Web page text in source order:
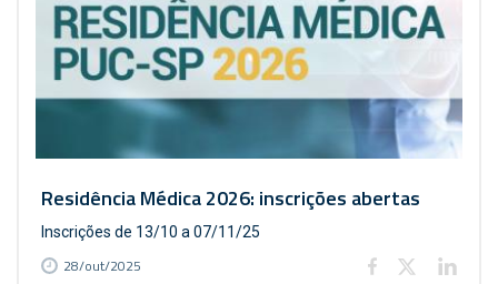
Residência Médica 2026: inscrições abertas
Inscrições de 13/10 a 07/11/25
28/out/2025